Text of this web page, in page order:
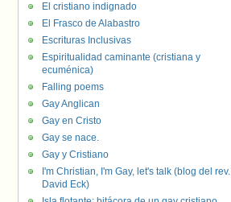
El cristiano indignado
El Frasco de Alabastro
Escrituras Inclusivas
Espiritualidad caminante (cristiana y
ecuménica)
Falling poems
Gay Anglican
Gay en Cristo
Gay se nace.
Gay y Cristiano
I'm Christian, I'm Gay, let's talk (blog del rev.
David Eck)